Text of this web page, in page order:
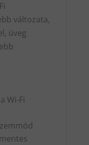
változata,
üveg
Wi-Fi